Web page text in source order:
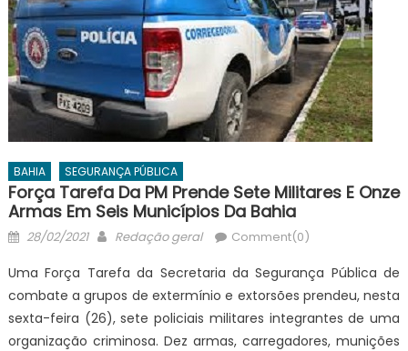
BAHIA SEGURANÇA PÚBLICA
Força Tarefa Da PM Prende Sete Militares E Onze
Armas Em Seis Municípios Da Bahia
Posted
28/02/2021 Author
Redação geral Comment(0)
Uma Força Tarefa da Secretaria da Segurança Pública de
combate a grupos de extermínio e extorsões prendeu, nesta
sexta-feira (26), sete policiais militares integrantes de uma
organização criminosa. Dez armas, carregadores, munições